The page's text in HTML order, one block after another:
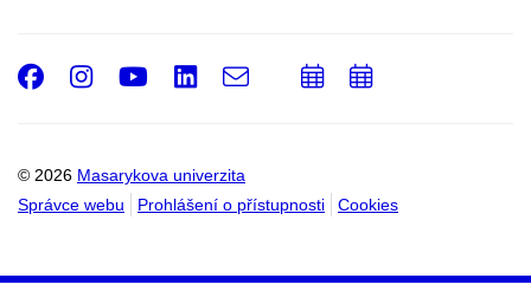
© 2026 Masarykova univerzita
Správce webu
Prohlášení o přístupnosti Cookies
Facebook
Instagram
Youtube
LinkedIn
e-
PřidatPřidat